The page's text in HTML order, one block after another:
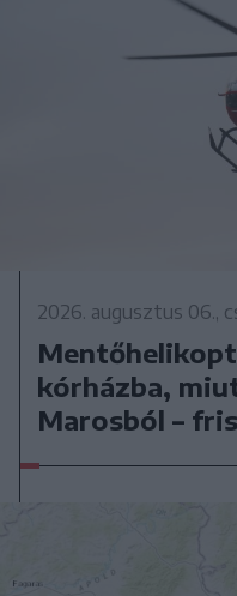
2026. augusztus 06.,
kórházba,
Marosból –